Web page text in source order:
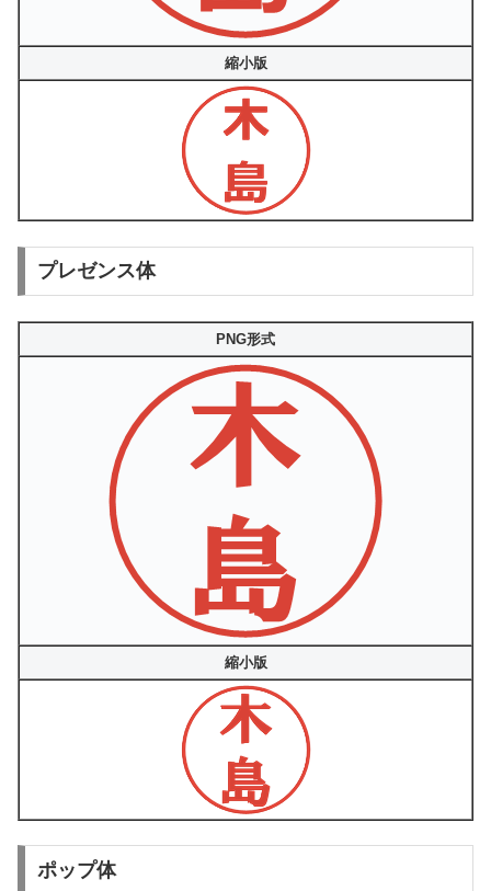
縮小版
プレゼンス体
PNG形式
縮小版
ポップ体